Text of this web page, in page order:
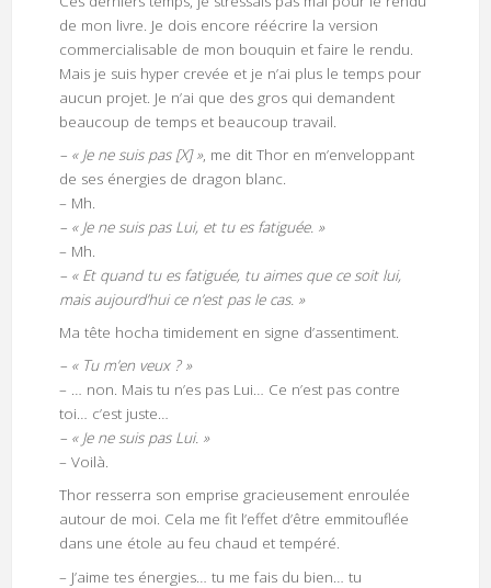
de mon livre. Je dois encore réécrire la version
commercialisable de mon bouquin et faire le rendu.
Mais je suis hyper crevée et je n’ai plus le temps pour
aucun projet. Je n’ai que des gros qui demandent
beaucoup de temps et beaucoup travail.
– « Je ne suis pas [X] », me dit Thor en m’enveloppant
de ses énergies de dragon blanc.
– Mh.
– « Je ne suis pas Lui, et tu es fatiguée. »
– Mh.
– « Et quand tu es fatiguée, tu aimes que ce soit lui,
mais aujourd’hui ce n’est pas le cas. »
Ma tête hocha timidement en signe d’assentiment.
– « Tu m’en veux ? »
– … non. Mais tu n’es pas Lui… Ce n’est pas contre
toi… c’est juste…
– « Je ne suis pas Lui. »
– Voilà.
Thor resserra son emprise gracieusement enroulée
autour de moi. Cela me fit l’effet d’être emmitouflée
dans une étole au feu chaud et tempéré.
– J’aime tes énergies… tu me fais du bien… tu